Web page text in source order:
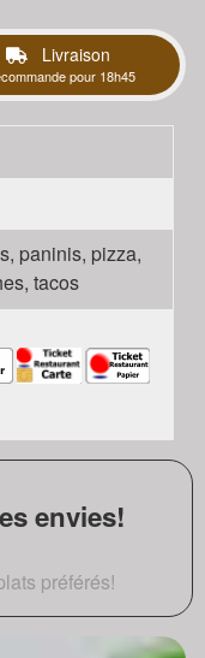
Livraison
pour 18h45
paninis, pizza,
tacos
envies!
préférés!